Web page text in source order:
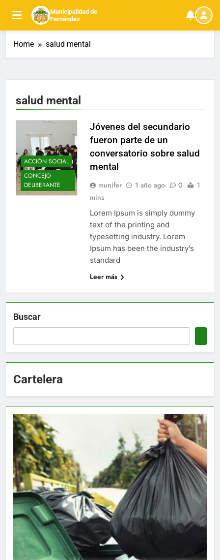
content
Municipalidad de
Fernández
Home salud mental
salud mental
ACCIÓN SOCIAL
CONCEJO
DELIBERANTE
Jóvenes del secundario
fueron parte de un
conversatorio sobre salud
mental
munifer 1 año ago 0
1
mins
Lorem Ipsum is simply dummy
text of the printing and
typesetting industry. Lorem
Ipsum has been the industry’s
standard
Leer más
Buscar
Cartelera